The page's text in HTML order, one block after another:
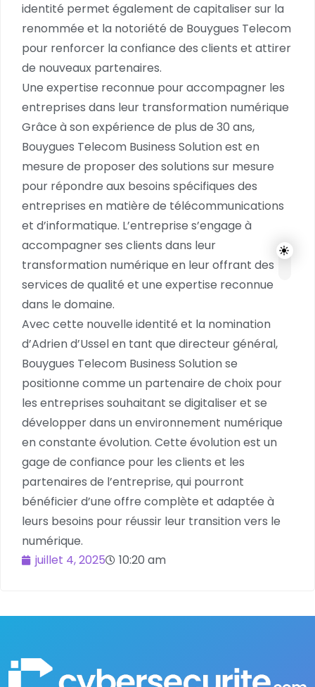
identité permet également de capitaliser sur la
renommée et la notoriété de Bouygues Telecom
pour renforcer la confiance des clients et attirer
de nouveaux partenaires.
Une expertise reconnue pour accompagner les
entreprises dans leur transformation numérique
Grâce à son expérience de plus de 30 ans,
Bouygues Telecom Business Solution est en
mesure de proposer des solutions sur mesure
pour répondre aux besoins spécifiques des
entreprises en matière de télécommunications
et d’informatique. L’entreprise s’engage à
accompagner ses clients dans leur
transformation numérique en leur offrant des
services de qualité et une expertise reconnue
dans le domaine.
Avec cette nouvelle identité et la nomination
d’Adrien d’Ussel en tant que directeur général,
Bouygues Telecom Business Solution se
positionne comme un partenaire de choix pour
les entreprises souhaitant se digitaliser et se
développer dans un environnement numérique
en constante évolution. Cette évolution est un
gage de confiance pour les clients et les
partenaires de l’entreprise, qui pourront
bénéficier d’une offre complète et adaptée à
leurs besoins pour réussir leur transition vers le
numérique.
juillet 4, 2025
10:20 am